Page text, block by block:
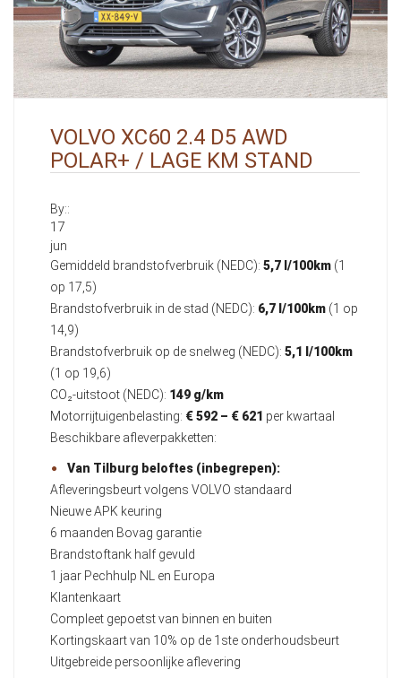
VOLVO XC60 2.4 D5 AWD
POLAR+ / LAGE KM STAND
By::
17
jun
Gemiddeld brandstofverbruik (NEDC): 5,7 l/100km (1
op 17,5)
Brandstofverbruik in de stad (NEDC): 6,7 l/100km (1 op
14,9)
Brandstofverbruik op de snelweg (NEDC): 5,1 l/100km
(1 op 19,6)
CO₂-uitstoot (NEDC): 149 g/km
Motorrijtuigenbelasting: € 592 – € 621 per kwartaal
Beschikbare afleverpakketten:
Van Tilburg beloftes (inbegrepen):
Afleveringsbeurt volgens VOLVO standaard
Nieuwe APK keuring
6 maanden Bovag garantie
Brandstoftank half gevuld
1 jaar Pechhulp NL en Europa
Klantenkaart
Compleet gepoetst van binnen en buiten
Kortingskaart van 10% op de 1ste onderhoudsbeurt
Uitgebreide persoonlijke aflevering